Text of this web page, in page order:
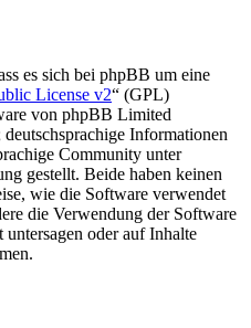
es sich bei phpBB um eine
License v2“ (GPL)
von phpBB Limited
Informationen
Community unter
gestellt. Beide haben keinen
wie die Software verwendet
die Verwendung der Software
oder auf Inhalte